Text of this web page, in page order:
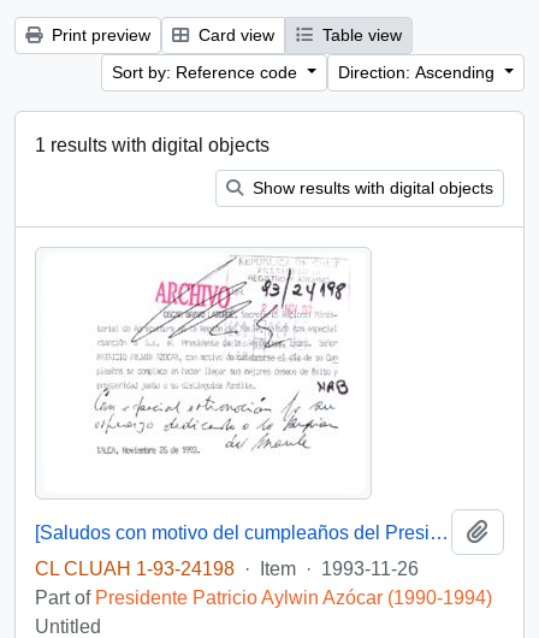
Print preview Card view
Table view
Sort by: Reference code
Direction: Ascending
1 results with digital objects
Show results with digital objects
[Saludos con motivo del cumpleaños del Presidente]
CL CLUAH 1-93-24198 · Item · 1993-11-26
Part of Presidente Patricio Aylwin Azócar (1990-1994)
Untitled